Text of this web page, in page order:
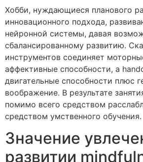
Хобби, нуждающиеся планового
инновационного подхода,
нейронной системы, давая
сбалансированному развитию.
инструментов соединяет
аффективные способности, а
двигательные способности плюс
воображение. В результате
помимо всего средством
средством умственного обучения.
Значение
развитии